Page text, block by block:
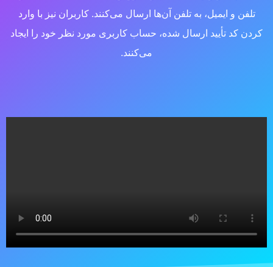
تلفن و ایمیل، به تلفن آن‌ها ارسال می‌کنند. کاربران نیز با وارد
کردن کد تأیید ارسال شده، حساب کاربری مورد نظر خود را ایجاد
می‌کنند.